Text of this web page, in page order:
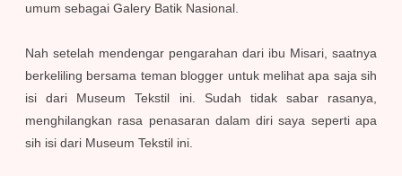
umum sebagai Galery Batik Nasional.
Nah setelah mendengar pengarahan dari ibu Misari, saatnya
berkeliling bersama teman blogger untuk melihat apa saja sih
isi dari Museum Tekstil ini. Sudah tidak sabar rasanya,
menghilangkan rasa penasaran dalam diri saya seperti apa
sih isi dari Museum Tekstil ini.